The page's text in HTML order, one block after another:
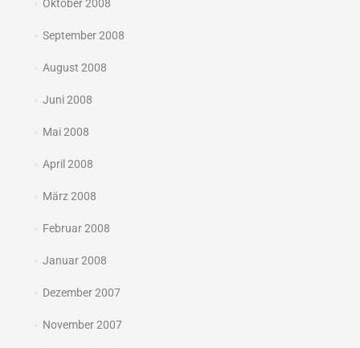
Oktober 2008
September 2008
August 2008
Juni 2008
Mai 2008
April 2008
März 2008
Februar 2008
Januar 2008
Dezember 2007
November 2007